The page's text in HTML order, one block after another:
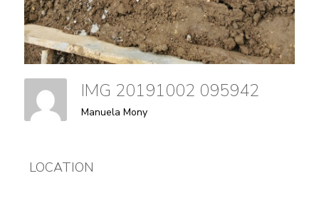
IMG 20191002 095942
Manuela Mony
LOCATION